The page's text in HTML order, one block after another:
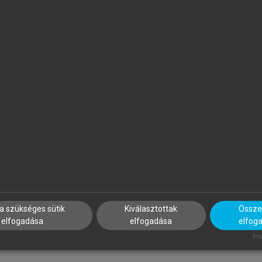
szükséges sütik
elfogadása
Kiválasztottak
elfogadása